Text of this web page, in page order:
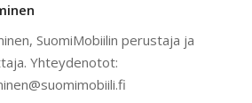
SuomiMobiilin perustaja ja
Yhteydenotot: